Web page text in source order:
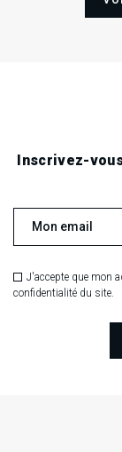
Inscrivez-
J'accepte que mon
confidentialité du site.